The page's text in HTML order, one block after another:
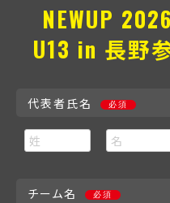
NEWUP
U13 in 長野
代表者氏名 必須
チーム名 必須